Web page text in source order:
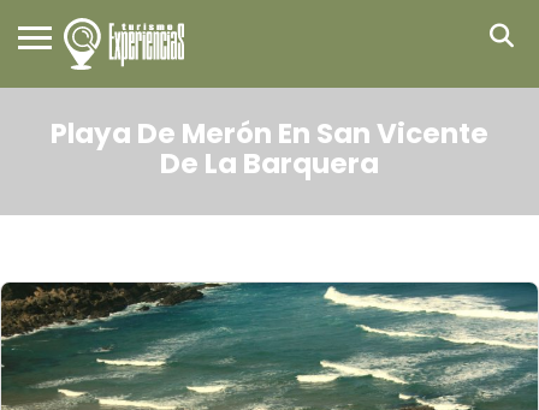
Playa De Merón En San Vicente
De La Barquera